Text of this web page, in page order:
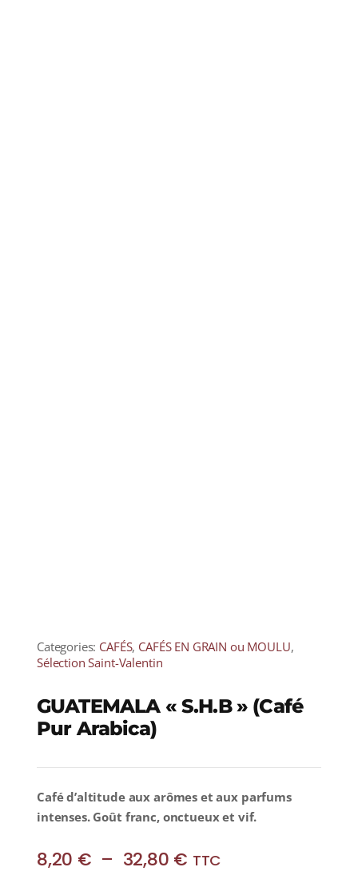
Categories: CAFÉS, CAFÉS EN GRAIN ou MOULU,
Sélection Saint-Valentin
GUATEMALA « S.H.B » (Café
Pur Arabica)
Café d’altitude aux arômes et aux parfums
intenses. Goût franc, onctueux et vif.
8,20 € – 32,80 € Plage
TTC